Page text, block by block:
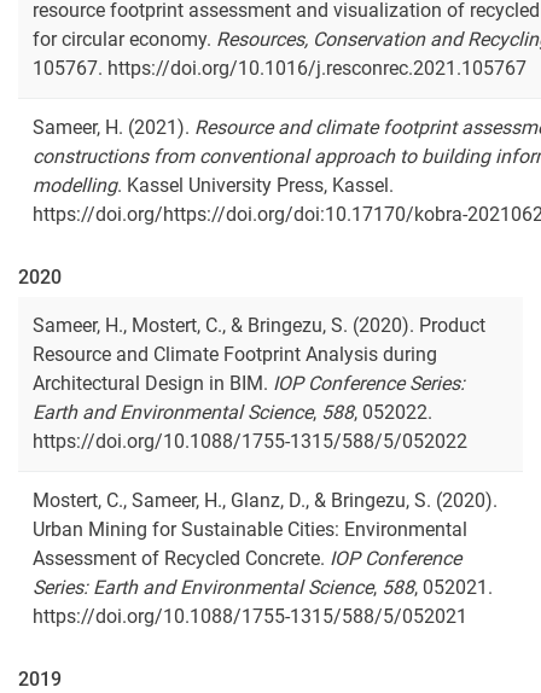
resource footprint assessment and visualization of
for circular economy. Resources, Conservation and
105767. https://doi.org/10.1016/j.resconrec.2021.105767
Sameer, H. (2021). Resource and climate footprint
constructions from conventional approach to building
modelling. Kassel University Press, Kassel.
https://doi.org/https://doi.org/doi:10.17170/kobra-
2020
Sameer, H., Mostert, C., & Bringezu, S. (2020). Product
Resource and Climate Footprint Analysis during
Architectural Design in BIM. IOP Conference Series:
Earth and Environmental Science, 588, 052022.
https://doi.org/10.1088/1755-1315/588/5/052022
Mostert, C., Sameer, H., Glanz, D., & Bringezu, S. (2020).
Urban Mining for Sustainable Cities: Environmental
Assessment of Recycled Concrete. IOP Conference
Series: Earth and Environmental Science, 588, 052021.
https://doi.org/10.1088/1755-1315/588/5/052021
2019